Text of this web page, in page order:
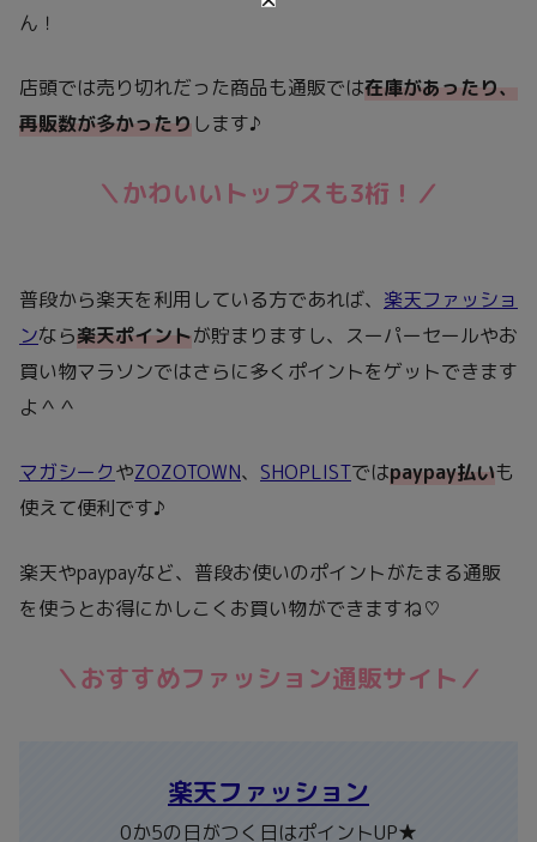
ん！
店頭では売り切れだった商品も通販では在庫があったり、
再販数が多かったり します♪
＼かわいいトップスも3桁！／
普段から楽天を利用している方であれば、 楽天ファッショ
ンなら楽天ポイントが貯まりますし、スーパーセールやお
買い物マラソンではさらに多くポイントをゲットできます
よ＾＾
マガシークやZOZOTOWN、 SHOPLISTではpaypay払いも
使えて便利です♪
楽天やpaypayなど、普段お使いのポイントがたまる通販
を使うとお得にかしこくお買い物ができますね♡
＼おすすめファッション通販サイト／
楽天ファッション
0か5の日がつく日はポイントUP★